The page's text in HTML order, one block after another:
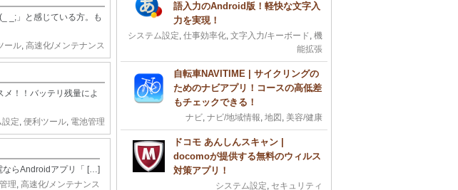
_;」と感じている方。も
ール, 高速化/メンテナンス
！！バッテリ残量によ
設定, 便利ツール, 電池管理
ならAndroidアプリ「 […]
理, 高速化/メンテナンス
語入力のAndroid版！軽快な文字入
力を実現！
システム設定, 仕事効率化, 文字入力/キーボード, 機
能拡張
自転車NAVITIME | サイクリングの
ためのナビアプリ！コースの高低差
もチェックできる！
ナビ, ナビ/地域情報, 地図 , 美容/健康
ドコモ あんしんスキャン |
docomoが提供する無料のウィルス
対策アプリ！
システム設定, セキュリティ